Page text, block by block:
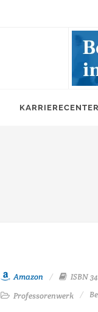
KARRIERECENTER
Amazon
ISBN
Professorenwerk